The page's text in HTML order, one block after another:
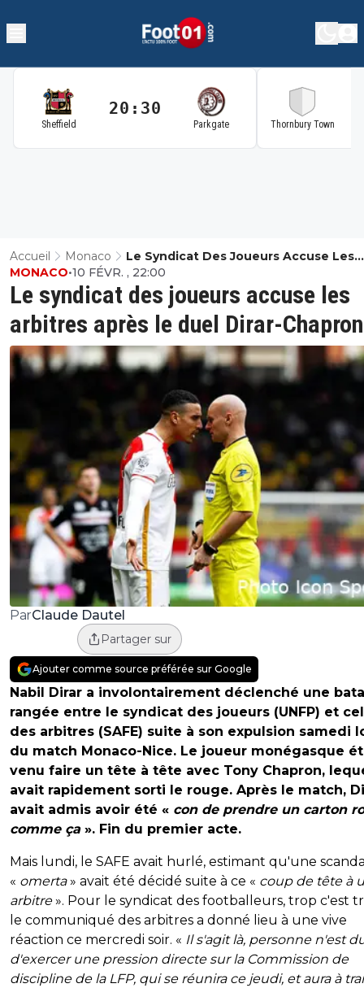
Sheffield
20:30
Parkgate Thornbury Town
Accueil Monaco
Le Syndicat Des Joueurs Accuse Les
Arbitres Après Le Duel Dirar-Chapron
Le syndicat des joueurs accuse les
arbitres après le duel Dirar-Chapron
MONACO•10 FÉVR. , 22:00
ParClaude Dautel
Partager sur
Ajouter comme source préférée sur Google
Nabil Dirar a involontairement déclenché une
rangée entre le syndicat des joueurs (UNFP) et
des arbitres (SAFE) suite à son expulsion samedi
du match Monaco-Nice. Le joueur monégasque
venu faire un tête à tête avec Tony Chapron,
avait rapidement sorti le rouge. Après le match,
avait admis avoir été « con de prendre un carton
comme ça ». Fin du premier acte.
Mais lundi, le SAFE avait hurlé, estimant qu'une
« omerta» avait été décidé suite à ce « coup de tête à
arbitre». Pour le syndicat des footballeurs, trop c'est
le communiqué des arbitres a donné lieu à une vive
réaction ce mercredi soir. « Il s'agit là, personne n'est
d'exercer une pression directe sur la Commission de
discipline de la LFP, qui se réunira ce jeudi, et aura à